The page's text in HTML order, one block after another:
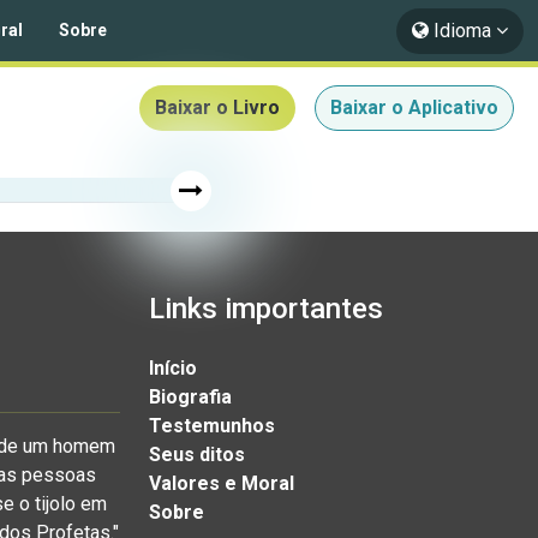
Sobre Idioma
Baixar o Livro Baixar o Aplicativo
um homem
pessoas
o tijolo em
Profetas."
Links importantes
Início
Biografia
Testemunhos
Seus ditos
Valores e Moral
Sobre